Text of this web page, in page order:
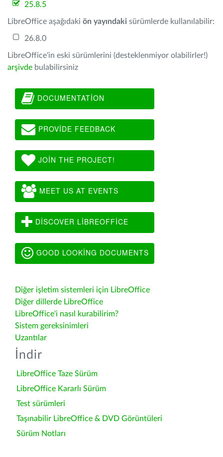
25.8.5
LibreOffice aşağıdaki ön yayındaki sürümlerde kullanılabilir:
26.8.0
LibreOffice'in eski sürümlerini (desteklenmiyor olabilirler!)
arşivde bulabilirsiniz
DOCUMENTATION
PROVIDE FEEDBACK
JOIN THE PROJECT!
MEET US AT EVENTS
DISCOVER LIBREOFFICE
GOOD LOOKING DOCUMENTS
Diğer işletim sistemleri için LibreOffice
Diğer dillerde LibreOffice
LibreOffice'i nasıl kurabilirim?
Sistem gereksinimleri
Uzantılar
İndir
LibreOffice Taze Sürüm
LibreOffice Kararlı Sürüm
Test sürümleri
Taşınabilir LibreOffice & DVD Görüntüleri
Sürüm Notları